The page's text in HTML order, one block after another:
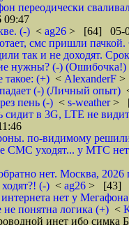
переодически
(-) < ag26 > [64] 05-
смс пришли
так и не доходят.
нужны? (-) (Ошибочка!)
такое: (+) < AlexanderF >
(-) (Личный опыт)
пень (-) < s-weather>
в 3G, LTE не
по-видимому
СМС уходят... у МТС
нет. Москва, 2026
(-) < ag26 > [43]
нет у
понятна логика (+) <
инет ибо симка